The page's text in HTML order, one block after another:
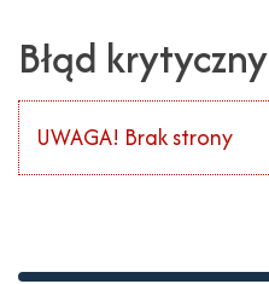
Błąd krytyczny
UWAGA! Brak strony
Stopka
Adres